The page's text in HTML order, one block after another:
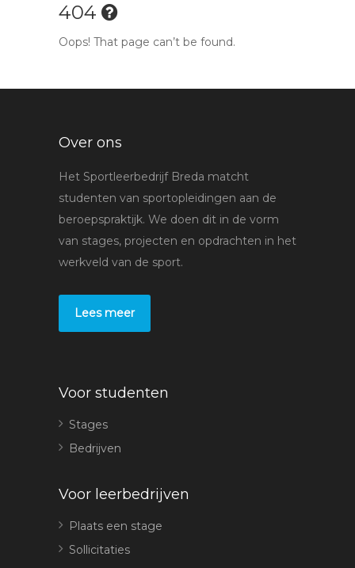
404
Oops! That page can’t be found.
Over ons
Het Sportleerbedrijf Breda matcht
studenten van sportopleidingen aan de
beroepspraktijk. We doen dit in de vorm
van stages, projecten en opdrachten in het
werkveld van de sport.
Lees meer
Voor studenten
Stages
Bedrijven
Voor leerbedrijven
Plaats een stage
Sollicitaties